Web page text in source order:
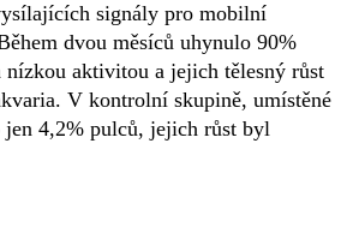
signály pro mobilní
dvou měsíců uhynulo 90%
aktivitou a jejich tělesný růst
V kontrolní skupině, umístěné
jen 4,2% pulců, jejich růst byl